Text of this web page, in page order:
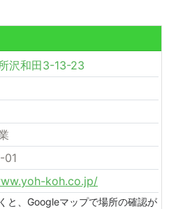
沢和田3-13-23
01
koh.co.jp/
と、Googleマップで場所の確認が